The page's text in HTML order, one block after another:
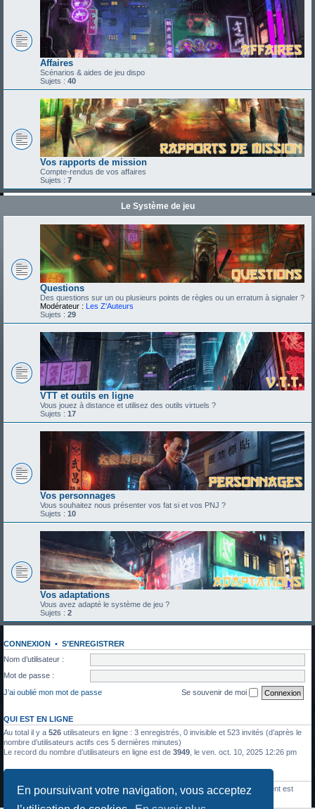
En poursuivant votre navigation, vous acceptez
Affaires
Scénarios & aides de jeu dispo
Sujets : 40
Vos rapports de mission
Compte-rendus de vos affaires
Sujets : 7
Le Système de jeu
Questions
Des questions sur un ou plusieurs points de règles ou un erratum à signaler ?
Modérateur : Les Z'Auteurs
Sujets : 29
VTT et outils en ligne
Vous jouez à distance et utilisez des outils virtuels ?
Sujets : 17
Vos personnages
Vous souhaitez nous présenter vos fat si et vos PNJ ?
Sujets : 10
Vos adaptations
Vous avez adapté le système de jeu ?
Sujets : 2
CONNEXION • S’ENREGISTRER
Nom d’utilisateur :
Mot de passe :
J’ai oublié mon mot de passe
Se souvenir de moi
QUI EST EN LIGNE
Au total il y a 526 utilisateurs en ligne : 3 enregistrés, 0 invisible et 523 invités (d’après le
nombre d’utilisateurs actifs ces 5 dernières minutes)
Le record du nombre d’utilisateurs en ligne est de 3949 , le ven. oct. 10, 2025 12:26 pm
1336messages • 428sujets •27membres • Le membre enregistré le plus récent est
Julien Moreau